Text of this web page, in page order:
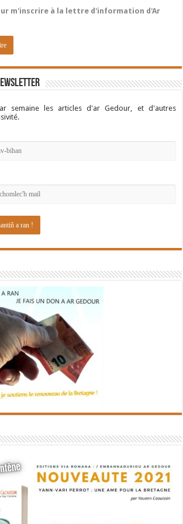
m'inscrire à la lettre d'information d'Ar
semaine les articles d'ar Gedour, et d'autres